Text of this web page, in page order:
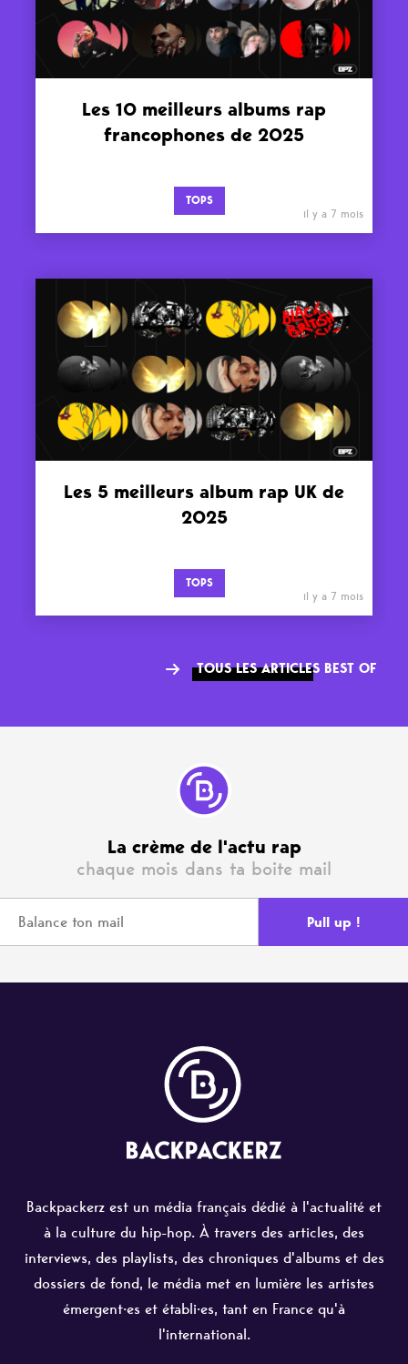
Les 10 meilleurs albums rap
francophones de 2025
TOPS
il y a 7 mois
Les 5 meilleurs album rap UK de
2025
TOPS
il y a 7 mois
TOUS LES ARTICLES BEST OF
La crème de l'actu rap
chaque mois dans ta boite mail
Backpackerz est un média français dédié à l'actualité et
à la culture du hip-hop. À travers des articles, des
interviews, des playlists, des chroniques d'albums et des
dossiers de fond, le média met en lumière les artistes
émergent·es et établi·es, tant en France qu'à
l'international.